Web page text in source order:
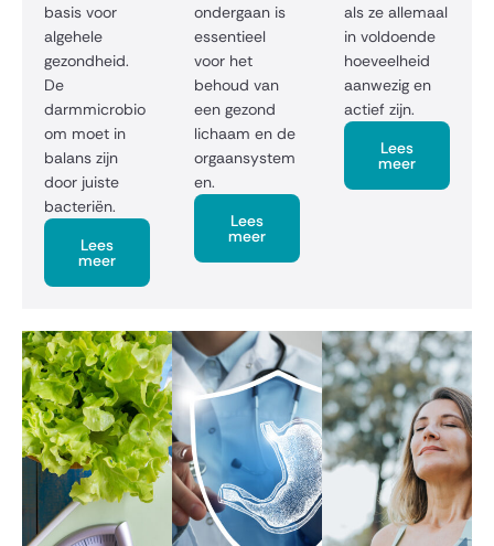
basis voor
algehele
gezondheid.
De
darmmicrobio
om moet in
balans zijn
door juiste
bacteriën.
Lees
meer
ondergaan is
essentieel
voor het
behoud van
een gezond
lichaam en de
orgaansystem
en.
Lees
meer
als ze allemaal
in voldoende
hoeveelheid
aanwezig en
actief zijn.
Lees
meer